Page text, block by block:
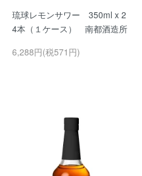
琉球レモンサワー 350ml x 2
4本（１ケース） 南都酒造所
6,288円(税571円)